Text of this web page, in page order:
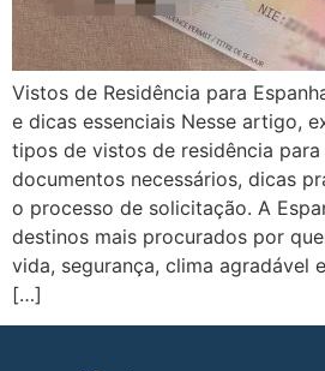
Vistos de Residência para
e dicas essenciais Nesse artigo,
tipos de vistos de residência para
documentos necessários, dicas
o processo de solicitação. A
destinos mais procurados por
vida, segurança, clima agradável
[…]